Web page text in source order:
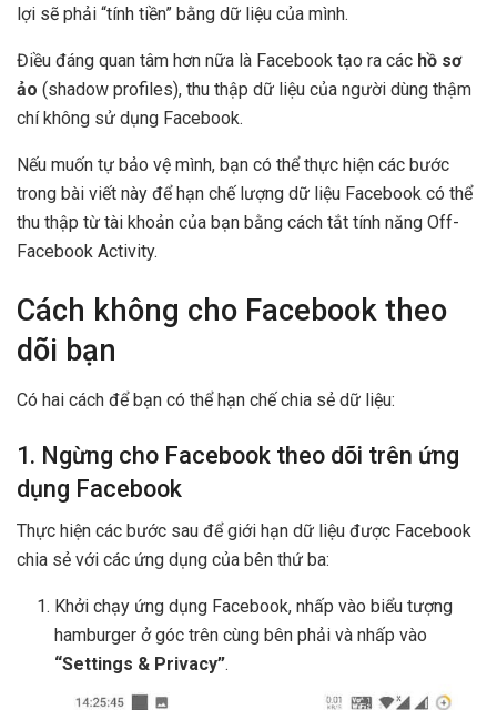
lợi sẽ phải “tính tiền” bằng dữ liệu của mình.
Điều đáng quan tâm hơn nữa là Facebook tạo ra các hồ sơ
ảo (shadow profiles), thu thập dữ liệu của người dùng thậm
chí không sử dụng Facebook.
Nếu muốn tự bảo vệ mình, bạn có thể thực hiện các bước
trong bài viết này để hạn chế lượng dữ liệu Facebook có thể
thu thập từ tài khoản của bạn bằng cách tắt tính năng Off-
Facebook Activity.
Cách không cho Facebook theo
dõi bạn
Có hai cách để bạn có thể hạn chế chia sẻ dữ liệu:
1. Ngừng cho Facebook theo dõi trên ứng
dụng Facebook
Thực hiện các bước sau để giới hạn dữ liệu được Facebook
chia sẻ với các ứng dụng của bên thứ ba:
Khởi chạy ứng dụng Facebook, nhấp vào biểu tượng
hamburger ở góc trên cùng bên phải và nhấp vào
“Settings & Privacy”.